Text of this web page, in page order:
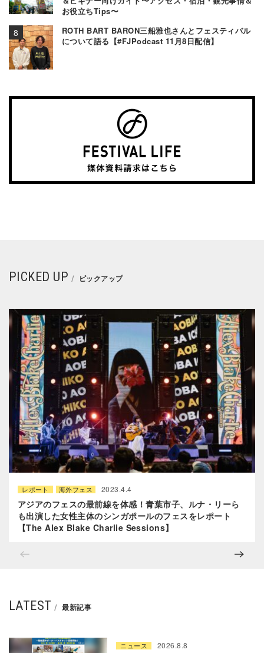
お役立ちTips〜
ROTH BART BARON三船雅也さんとフェスティバル
について語る【#FJPodcast 11月8日配信】
PICKED UP ピックアップ
レポート 海外フェス 2023.4.4
アジアのフェスの最前線を体感！青葉市子、ルナ・リーら
も出演した女性主体のシンガポールのフェスをレポート
【The Alex Blake Charlie Sessions】
LATEST 最新記事
ニュース 2026.8.8